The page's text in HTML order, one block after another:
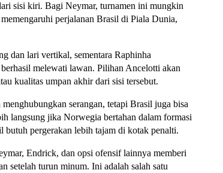
sisi kiri. Bagi Neymar, turnamen ini mungkin
perjalanan Brasil di Piala Dunia,
dan lari vertikal, sementara Raphinha
melewati lawan. Pilihan Ancelotti akan
kualitas umpan akhir dari sisi tersebut.
serangan, tetapi Brasil juga bisa
langsung jika Norwegia bertahan dalam formasi
pergerakan lebih tajam di kotak penalti.
Endrick, dan opsi ofensif lainnya memberi
setelah turun minum. Ini adalah salah satu